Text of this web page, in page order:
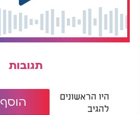
לדבריה, שילוב של כמה צעדים
יכול לעשות את ההבדל בין סלט
בצלחת לבין מנה ששומרת על
לאחר ההגשה.
תגובות
היו הראשונים
להגיב